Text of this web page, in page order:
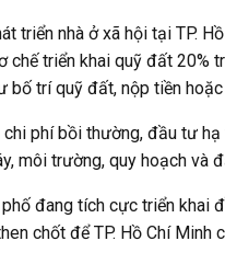
triển nhà ở xã hội tại TP.
chế triển khai quỹ đất
bố trí quỹ đất, nộp tiền
phí bồi thường, đầu tư
môi trường, quy hoạch
đang tích cực triển
chốt để TP. Hồ Chí